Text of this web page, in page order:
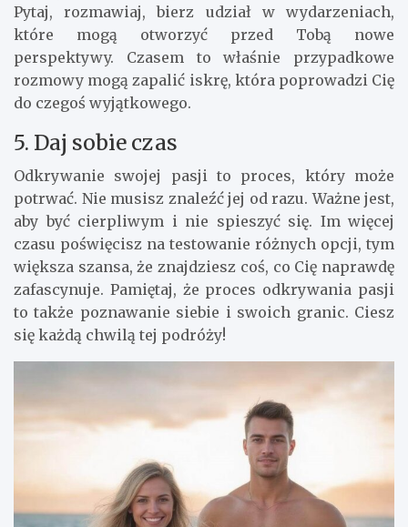
Pytaj, rozmawiaj, bierz udział w wydarzeniach,
które mogą otworzyć przed Tobą nowe
perspektywy. Czasem to właśnie przypadkowe
rozmowy mogą zapalić iskrę, która poprowadzi Cię
do czegoś wyjątkowego.
5. Daj sobie czas
Odkrywanie swojej pasji to proces, który może
potrwać. Nie musisz znaleźć jej od razu. Ważne jest,
aby być cierpliwym i nie spieszyć się. Im więcej
czasu poświęcisz na testowanie różnych opcji, tym
większa szansa, że znajdziesz coś, co Cię naprawdę
zafascynuje. Pamiętaj, że proces odkrywania pasji
to także poznawanie siebie i swoich granic. Ciesz
się każdą chwilą tej podróży!